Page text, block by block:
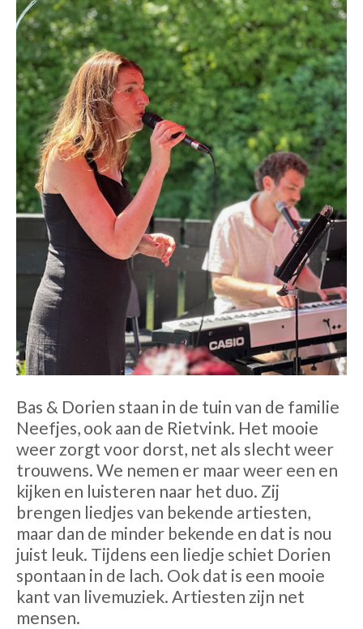
Bas & Dorien staan in de tuin van de familie
Neefjes, ook aan de Rietvink. Het mooie
weer zorgt voor dorst, net als slecht weer
trouwens. We nemen er maar weer een en
kijken en luisteren naar het duo. Zij
brengen liedjes van bekende artiesten,
maar dan de minder bekende en dat is nou
juist leuk. Tijdens een liedje schiet Dorien
spontaan in de lach. Ook dat is een mooie
kant van livemuziek. Artiesten zijn net
mensen.